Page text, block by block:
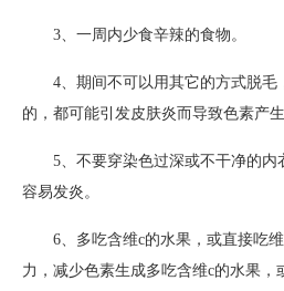
3、一周内少食辛辣的食物。
4、期间不可以用其它的方式脱毛
的，都可能引发皮肤炎而导致色素产生
5、不要穿染色过深或不干净的内
容易发炎。
6、多吃含维c的水果，或直接吃维
力，减少色素生成多吃含维c的水果，